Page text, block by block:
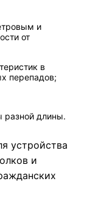
и
от
в
перепадов;
разной длины.
устройства
и